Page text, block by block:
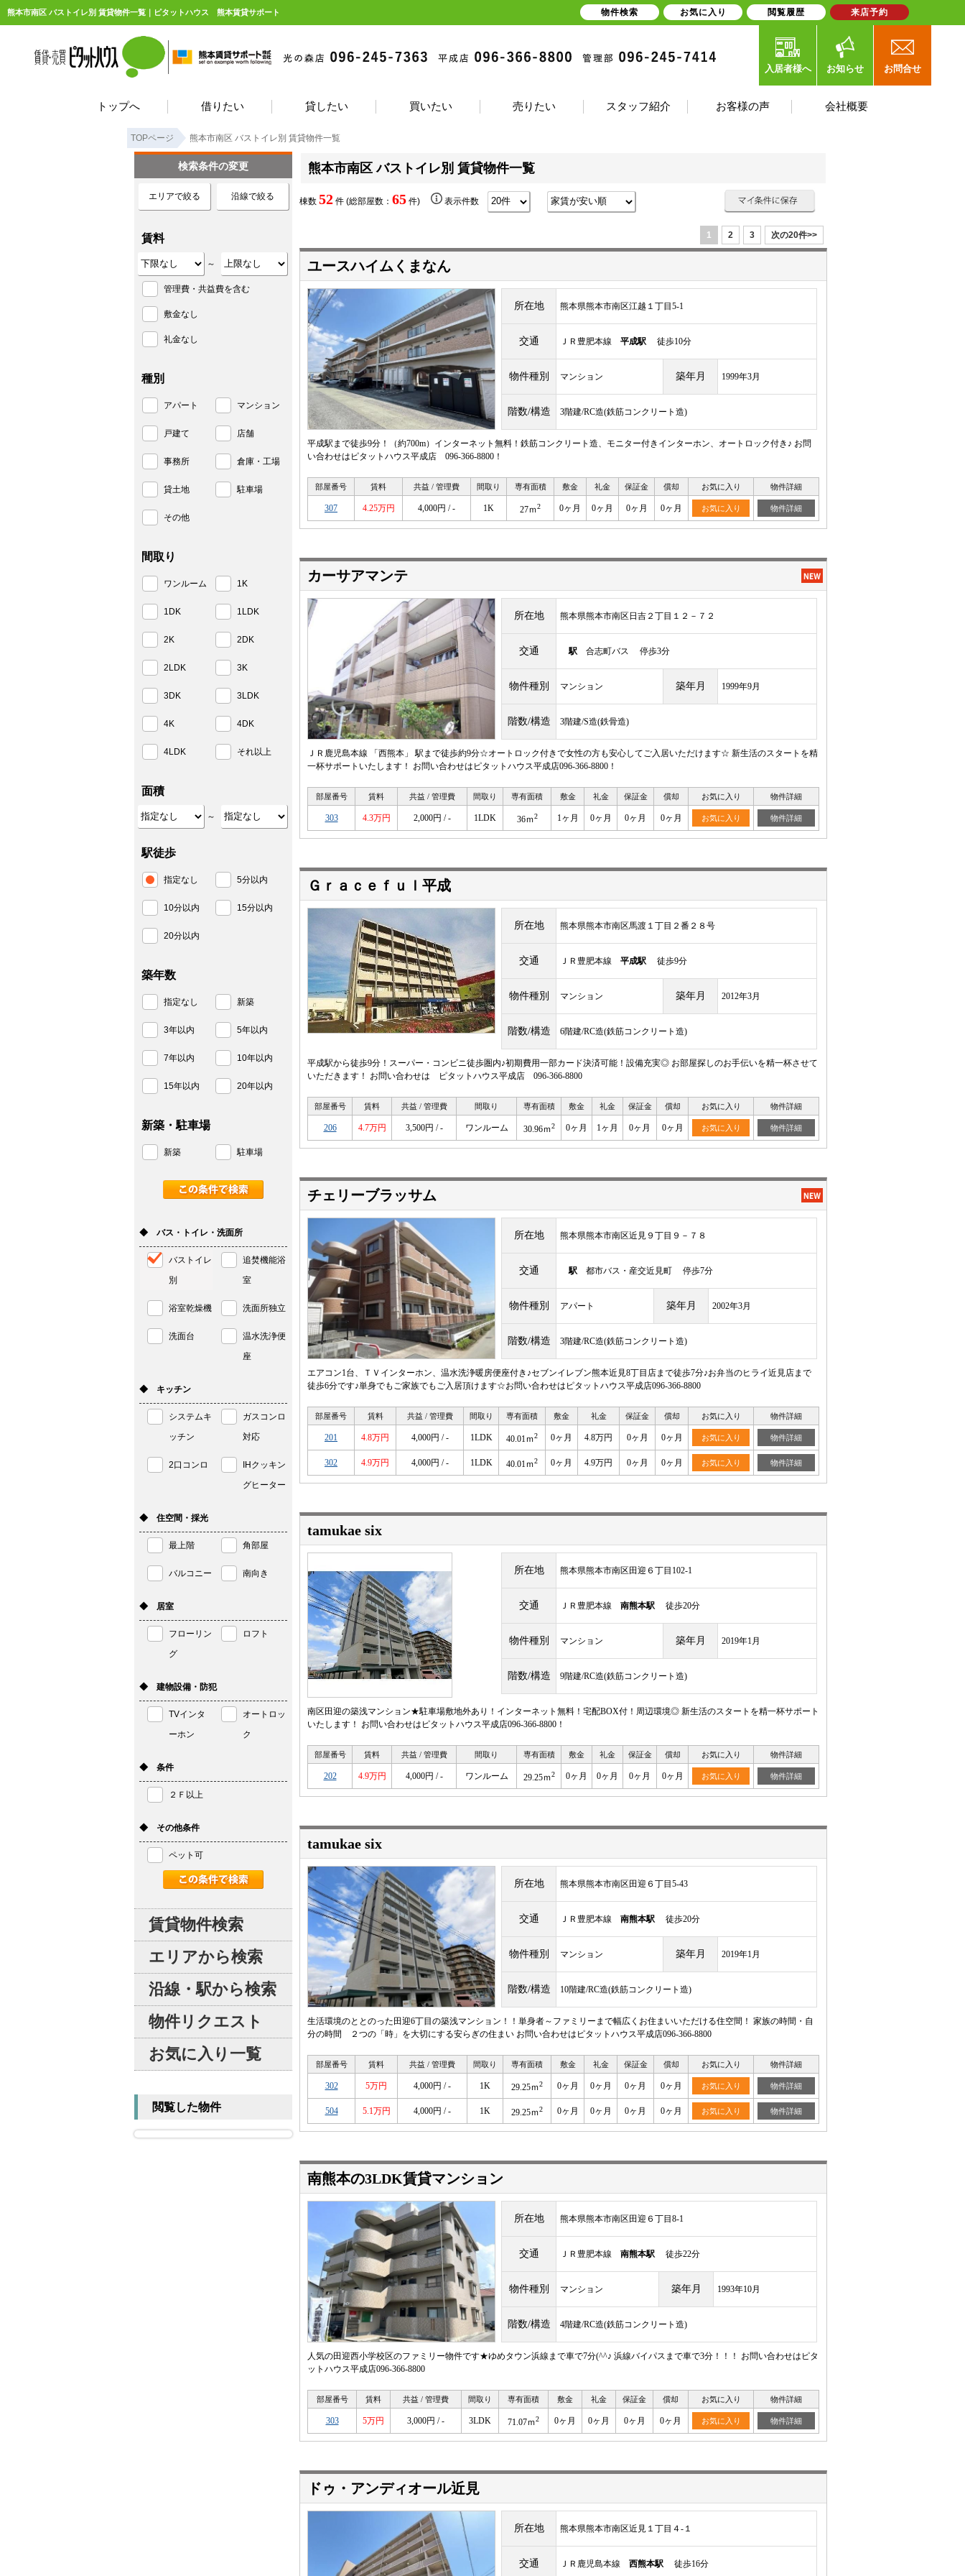
熊本市南区 バストイレ別 賃貸物件一覧｜ピタットハウス 熊本賃貸サポート
入居者様へ お知らせ お問合せ
トップへ 借りたい 貸したい 買いたい 売りたい スタッフ紹介 お客様の声 会社概要
TOPページ 熊本市南区 バストイレ別 賃貸物件一覧
熊本市南区 バストイレ別 賃貸物件一覧
棟数 52 件 (総部屋数： 65 件) 表示件数
1 2 3 次の20件>>
ユースハイムくまなん
所在地 熊本県熊本市南区江越１丁目5-1
交通 ＪＲ豊肥本線 平成駅 徒歩10分
物件種別 マンション 築年月 1999年3月
階数/構造 3階建/RC造(鉄筋コンクリート造)
平成駅まで徒歩9分！（約700m）インターネット無料！鉄筋コンクリート造、モニター付きインターホン、オートロック付き♪ お問
い合わせはピタットハウス平成店 096-366-8800！
部屋番号 賃料 共益 / 管理費 間取り 専有面積 敷金 礼金 保証金 償却 お気に入り 物件詳細
307 4.25万円 4,000円 / - 1K 27ｍ2 0ヶ月 0ヶ月 0ヶ月 0ヶ月 お気に入り 物件詳細
カーサアマンテ
所在地 熊本県熊本市南区日吉２丁目１２－７２
交通 駅 合志町バス 停歩3分
物件種別 マンション 築年月 1999年9月
階数/構造 3階建/S造(鉄骨造)
ＪＲ鹿児島本線 「西熊本」 駅まで徒歩約9分☆オートロック付きで女性の方も安心してご入居いただけます☆ 新生活のスタートを精
一杯サポートいたします！ お問い合わせはピタットハウス平成店096-366-8800！
部屋番号 賃料 共益 / 管理費 間取り 専有面積 敷金 礼金 保証金 償却 お気に入り 物件詳細
303 4.3万円 2,000円 / - 1LDK 36ｍ2 1ヶ月 0ヶ月 0ヶ月 0ヶ月 お気に入り 物件詳細
Ｇｒａｃｅｆｕｌ平成
所在地 熊本県熊本市南区馬渡１丁目２番２８号
交通 ＪＲ豊肥本線 平成駅 徒歩9分
物件種別 マンション 築年月 2012年3月
階数/構造 6階建/RC造(鉄筋コンクリート造)
平成駅から徒歩9分！スーパー・コンビニ徒歩圏内♪初期費用一部カード決済可能！設備充実◎ お部屋探しのお手伝いを精一杯させて
いただきます！ お問い合わせは ピタットハウス平成店 096-366-8800
部屋番号 賃料 共益 / 管理費 間取り 専有面積 敷金 礼金 保証金 償却 お気に入り 物件詳細
206 4.7万円 3,500円 / - ワンルーム 30.96ｍ2 0ヶ月 1ヶ月 0ヶ月 0ヶ月 お気に入り 物件詳細
チェリーブラッサム
所在地 熊本県熊本市南区近見９丁目９－７８
交通 駅 都市バス・産交近見町 停歩7分
物件種別 アパート 築年月 2002年3月
階数/構造 3階建/RC造(鉄筋コンクリート造)
エアコン1台、ＴＶインターホン、温水洗浄暖房便座付き♪セブンイレブン熊本近見8丁目店まで徒歩7分♪お弁当のヒライ近見店まで
徒歩6分です♪単身でもご家族でもご入居頂けます☆お問い合わせはピタットハウス平成店096-366-8800
部屋番号 賃料 共益 / 管理費 間取り 専有面積 敷金 礼金 保証金 償却 お気に入り 物件詳細
201 4.8万円 4,000円 / - 1LDK 40.01ｍ2 0ヶ月 4.8万円 0ヶ月 0ヶ月 お気に入り 物件詳細
302 4.9万円 4,000円 / - 1LDK 40.01ｍ2 0ヶ月 4.9万円 0ヶ月 0ヶ月 お気に入り 物件詳細
tamukae six
所在地 熊本県熊本市南区田迎６丁目102-1
交通 ＪＲ豊肥本線 南熊本駅 徒歩20分
物件種別 マンション 築年月 2019年1月
階数/構造 9階建/RC造(鉄筋コンクリート造)
南区田迎の築浅マンション★駐車場敷地外あり！インターネット無料！宅配BOX付！周辺環境◎ 新生活のスタートを精一杯サポート
いたします！ お問い合わせはピタットハウス平成店096-366-8800！
部屋番号 賃料 共益 / 管理費 間取り 専有面積 敷金 礼金 保証金 償却 お気に入り 物件詳細
202 4.9万円 4,000円 / - ワンルーム 29.25ｍ2 0ヶ月 0ヶ月 0ヶ月 0ヶ月 お気に入り 物件詳細
tamukae six
所在地 熊本県熊本市南区田迎６丁目5-43
交通 ＪＲ豊肥本線 南熊本駅 徒歩20分
物件種別 マンション 築年月 2019年1月
階数/構造 10階建/RC造(鉄筋コンクリート造)
生活環境のととのった田迎6丁目の築浅マンション！！単身者～ファミリーまで幅広くお住まいいただける住空間！ 家族の時間・自
分の時間 ２つの「時」を大切にする安らぎの住まい お問い合わせはピタットハウス平成店096-366-8800
部屋番号 賃料 共益 / 管理費 間取り 専有面積 敷金 礼金 保証金 償却 お気に入り 物件詳細
302 5万円 4,000円 / - 1K 29.25ｍ2 0ヶ月 0ヶ月 0ヶ月 0ヶ月 お気に入り 物件詳細
504 5.1万円 4,000円 / - 1K 29.25ｍ2 0ヶ月 0ヶ月 0ヶ月 0ヶ月 お気に入り 物件詳細
南熊本の3LDK賃貸マンション
所在地 熊本県熊本市南区田迎６丁目8-1
交通 ＪＲ豊肥本線 南熊本駅 徒歩22分
物件種別 マンション 築年月 1993年10月
階数/構造 4階建/RC造(鉄筋コンクリート造)
人気の田迎西小学校区のファミリー物件です★ゆめタウン浜線まで車で7分(^^♪ 浜線バイパスまで車で3分！！！ お問い合わせはピタ
ットハウス平成店096-366-8800
部屋番号 賃料 共益 / 管理費 間取り 専有面積 敷金 礼金 保証金 償却 お気に入り 物件詳細
303 5万円 3,000円 / - 3LDK 71.07ｍ2 0ヶ月 0ヶ月 0ヶ月 0ヶ月 お気に入り 物件詳細
ドゥ・アンディオール近見
所在地 熊本県熊本市南区近見１丁目４-１
交通 ＪＲ鹿児島本線 西熊本駅 徒歩16分
検索条件の変更
エリアで絞る 沿線で絞る
賃料
～
管理費・共益費を含む
敷金なし
礼金なし
種別
アパート マンション
戸建て 店舗
事務所 倉庫・工場
貸土地 駐車場
その他
間取り
ワンルーム 1K
1DK 1LDK
2K 2DK
2LDK 3K
3DK 3LDK
4K 4DK
4LDK それ以上
面積
～
駅徒歩
指定なし 5分以内
10分以内 15分以内
20分以内
築年数
指定なし 新築
3年以内 5年以内
7年以内 10年以内
15年以内 20年以内
新築・駐車場
新築 駐車場
◆ バス・トイレ・洗面所
バストイレ
別
追焚機能浴
室
浴室乾燥機 洗面所独立
洗面台
温水洗浄便
座
◆ キッチン
システムキ
ッチン
ガスコンロ
対応
2口コンロ
IHクッキン
グヒーター
◆ 住空間・採光
最上階 角部屋
バルコニー 南向き
◆ 居室
フローリン
グ
ロフト
◆ 建物設備・防犯
TVインタ
ーホン
オートロッ
ク
◆ 条件
２Ｆ以上
◆ その他条件
ペット可
賃貸物件検索
エリアから検索
沿線・駅から検索
物件リクエスト
お気に入り一覧
閲覧した物件
物件検索 お気に入り 閲覧履歴 来店予約